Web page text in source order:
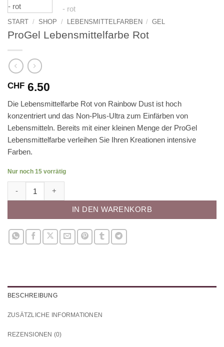
START / SHOP / LEBENSMITTELFARBEN / GEL
ProGel Lebensmittelfarbe Rot
CHF 6.50
Die Lebensmittelfarbe Rot von Rainbow Dust ist hoch
konzentriert und das Non-Plus-Ultra zum Einfärben von
Lebensmitteln. Bereits mit einer kleinen Menge der ProGel
Lebensmittelfarbe verleihen Sie Ihren Kreationen intensive
Farben.
Nur noch 15 vorrätig
IN DEN WARENKORB
BESCHREIBUNG
ZUSÄTZLICHE INFORMATIONEN
REZENSIONEN (0)